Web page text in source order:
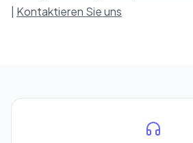
Kontaktieren Sie uns